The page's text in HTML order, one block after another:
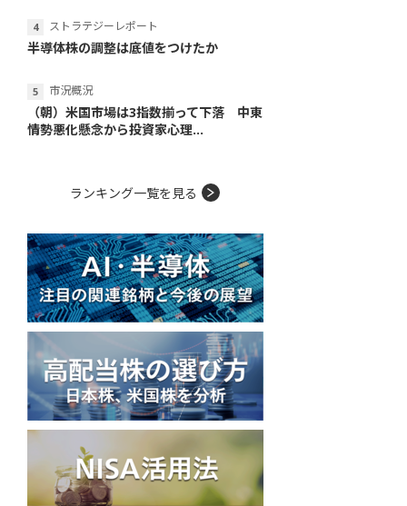
ストラテジーレポート
半導体株の調整は底値をつけたか
市況概況
（朝）米国市場は3指数揃って下落 中東
情勢悪化懸念から投資家心理...
ランキング一覧を見る